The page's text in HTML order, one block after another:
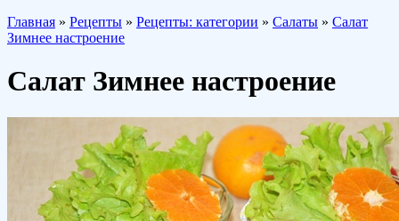
Главная » Рецепты » Рецепты: категории » Салаты » Салат
Зимнее настроение
Салат Зимнее настроение